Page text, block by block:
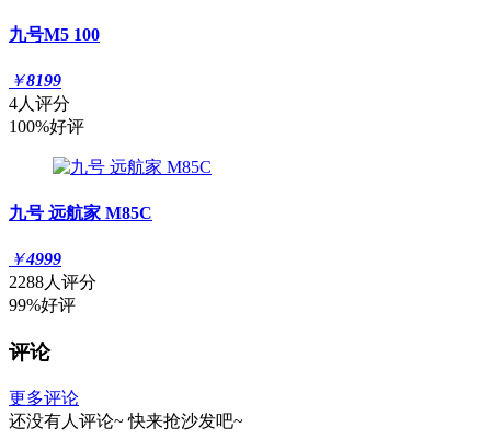
九号M5 100
￥8199
4人评分
100%好评
九号 远航家 M85C
￥4999
2288人评分
99%好评
评论
更多评论
还没有人评论~ 快来抢沙发吧~